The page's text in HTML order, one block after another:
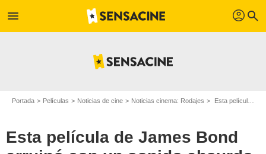
menu profil search
Portada Películas Noticias de cine Noticias cinema: Rodajes Esta película de James Bond arruinó con un sonido absurdo la espectacular primera escena de acción preparada por ordenador
Esta película de James Bond